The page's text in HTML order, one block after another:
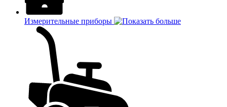
Измерительные приборы